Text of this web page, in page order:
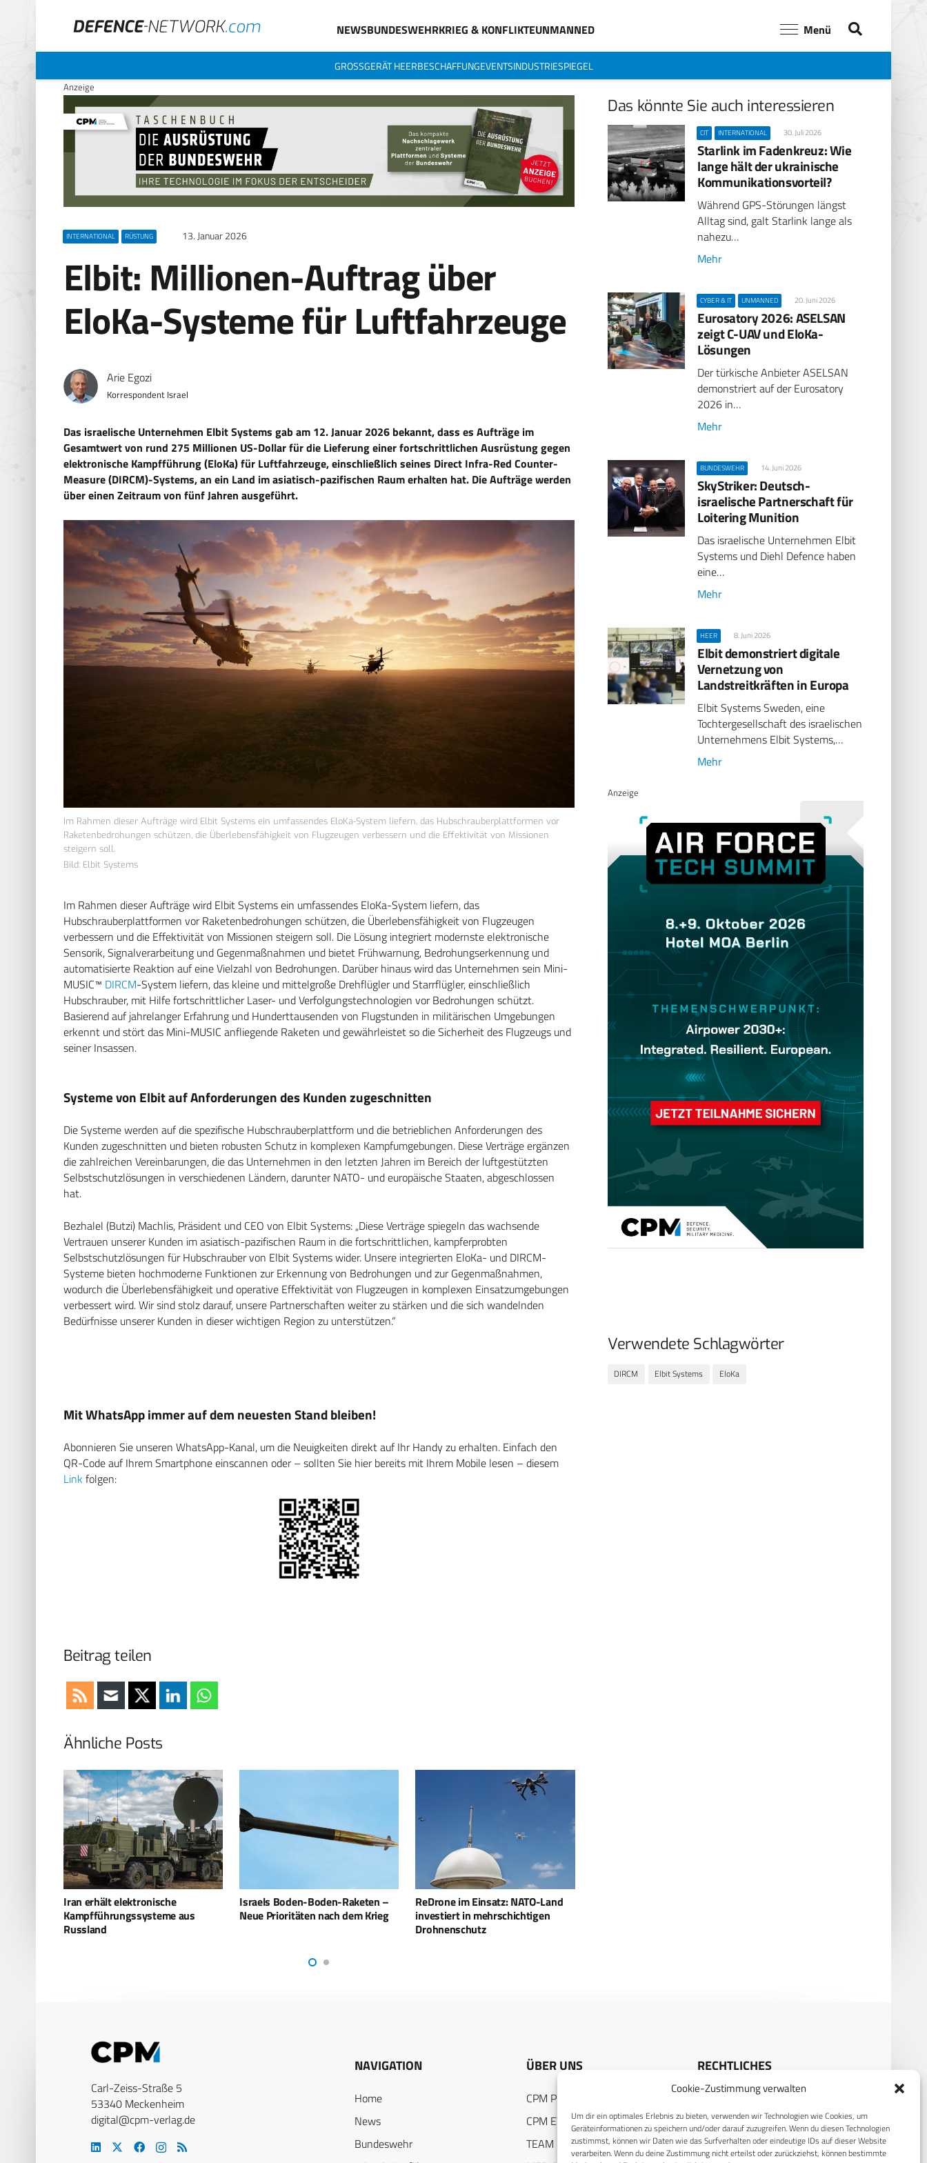
Cookie-Zustimmung verwalten
Um dir ein optimales Erlebnis zu bieten, verwenden wir Technologien wie Cookies, um
Geräteinformationen zu speichern und/oder darauf zuzugreifen. Wenn du diesen Technologien
zustimmst, können wir Daten wie das Surfverhalten oder eindeutige IDs auf dieser Website
verarbeiten. Wenn du deine Zustimmung nicht erteilst oder zurückziehst, können bestimmte
NEWSBUNDESWEHRKRIEG & KONFLIKTEUNMANNED Menü
GROSSGERÄT HEERBESCHAFFUNGEVENTSINDUSTRIESPIEGEL
Anzeige
INTERNATIONAL RÜSTUNG 13. Januar 2026
Elbit: Millionen-Auftrag über
EloKa-Systeme für Luftfahrzeuge
Arie Egozi
Korrespondent Israel
Das israelische Unternehmen Elbit Systems gab am 12. Januar 2026 bekannt, dass es Aufträge im
Gesamtwert von rund 275 Millionen US-Dollar für die Lieferung einer fortschrittlichen Ausrüstung gegen
elektronische Kampfführung (EloKa) für Luftfahrzeuge, einschließlich seines Direct Infra-Red Counter-
Measure (DIRCM)-Systems, an ein Land im asiatisch-pazifischen Raum erhalten hat. Die Aufträge werden
über einen Zeitraum von fünf Jahren ausgeführt.
Im Rahmen dieser Aufträge wird Elbit Systems ein umfassendes EloKa-System liefern, das Hubschrauberplattformen vor
Raketenbedrohungen schützen, die Überlebensfähigkeit von Flugzeugen verbessern und die Effektivität von Missionen
steigern soll.
Bild: Elbit Systems
Im Rahmen dieser Aufträge wird Elbit Systems ein umfassendes EloKa-System liefern, das
Hubschrauberplattformen vor Raketenbedrohungen schützen, die Überlebensfähigkeit von Flugzeugen
verbessern und die Effektivität von Missionen steigern soll. Die Lösung integriert modernste elektronische
Sensorik, Signalverarbeitung und Gegenmaßnahmen und bietet Frühwarnung, Bedrohungserkennung und
automatisierte Reaktion auf eine Vielzahl von Bedrohungen. Darüber hinaus wird das Unternehmen sein Mini-
MUSIC™ DIRCM-System liefern, das kleine und mittelgroße Drehflügler und Starrflügler, einschließlich
Hubschrauber, mit Hilfe fortschrittlicher Laser- und Verfolgungstechnologien vor Bedrohungen schützt.
Basierend auf jahrelanger Erfahrung und Hunderttausenden von Flugstunden in militärischen Umgebungen
erkennt und stört das Mini-MUSIC anfliegende Raketen und gewährleistet so die Sicherheit des Flugzeugs und
seiner Insassen.
Systeme von Elbit auf Anforderungen des Kunden zugeschnitten
Die Systeme werden auf die spezifische Hubschrauberplattform und die betrieblichen Anforderungen des
Kunden zugeschnitten und bieten robusten Schutz in komplexen Kampfumgebungen. Diese Verträge ergänzen
die zahlreichen Vereinbarungen, die das Unternehmen in den letzten Jahren im Bereich der luftgestützten
Selbstschutzlösungen in verschiedenen Ländern, darunter NATO- und europäische Staaten, abgeschlossen
hat.
Bezhalel (Butzi) Machlis, Präsident und CEO von Elbit Systems: „Diese Verträge spiegeln das wachsende
Vertrauen unserer Kunden im asiatisch-pazifischen Raum in die fortschrittlichen, kampferprobten
Selbstschutzlösungen für Hubschrauber von Elbit Systems wider. Unsere integrierten EloKa- und DIRCM-
Systeme bieten hochmoderne Funktionen zur Erkennung von Bedrohungen und zur Gegenmaßnahmen,
wodurch die Überlebensfähigkeit und operative Effektivität von Flugzeugen in komplexen Einsatzumgebungen
verbessert wird. Wir sind stolz darauf, unsere Partnerschaften weiter zu stärken und die sich wandelnden
Bedürfnisse unserer Kunden in dieser wichtigen Region zu unterstützen.“
Mit WhatsApp immer auf dem neuesten Stand bleiben!
Abonnieren Sie unseren WhatsApp-Kanal, um die Neuigkeiten direkt auf Ihr Handy zu erhalten. Einfach den
QR-Code auf Ihrem Smartphone einscannen oder – sollten Sie hier bereits mit Ihrem Mobile lesen – diesem
Link folgen:
Beitrag teilen
Das könnte Sie auch interessieren
CIT INTERNATIONAL 30. Juli 2026
Starlink im Fadenkreuz: Wie
lange hält der ukrainische
Kommunikationsvorteil?
Während GPS-Störungen längst
Alltag sind, galt Starlink lange als
nahezu…
Mehr
CYBER & IT UNMANNED 20. Juni 2026
Eurosatory 2026: ASELSAN
zeigt C-UAV und EloKa-
Lösungen
Der türkische Anbieter ASELSAN
demonstriert auf der Eurosatory
2026 in…
Mehr
BUNDESWEHR 14. Juni 2026
SkyStriker: Deutsch-
israelische Partnerschaft für
Loitering Munition
Das israelische Unternehmen Elbit
Systems und Diehl Defence haben
eine…
Mehr
HEER 8. Juni 2026
Elbit demonstriert digitale
Vernetzung von
Landstreitkräften in Europa
Elbit Systems Sweden, eine
Tochtergesellschaft des israelischen
Unternehmens Elbit Systems,…
Mehr
Anzeige
Verwendete Schlagwörter
DIRCM Elbit Systems EloKa
Ähnliche Posts
Israels Boden-Boden-Raketen –
Neue Prioritäten nach dem Krieg
ReDrone im Einsatz: NATO-Land
investiert in mehrschichtigen
Hohe Nachfrage nach israelischen
Verteidigungssystemen
Carl-Zeiss-Straße 5
53340 Meckenheim
digital@cpm-verlag.de
NAVIGATION
Home
News
Bundeswehr
ÜBER UNS
CPM PUBLICATIONS
CPM EVENTS
TEAM
RECHTLICHES
Datenschutzerklärung
Cookie-Richtlinie (EU)
AGB